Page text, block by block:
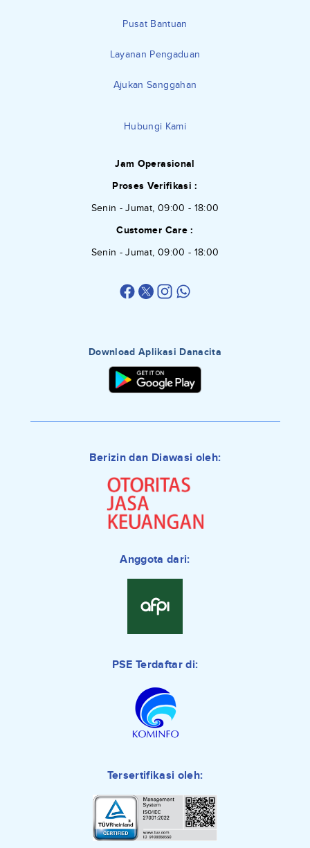
Pusat Bantuan
Layanan Pengaduan
Ajukan Sanggahan
Hubungi Kami
Jam Operasional
Proses Verifikasi :
Senin - Jumat, 09:00 - 18:00
Customer Care :
Senin - Jumat, 09:00 - 18:00
Download Aplikasi Danacita
Berizin dan Diawasi oleh:
Anggota dari:
PSE Terdaftar di:
Tersertifikasi oleh: